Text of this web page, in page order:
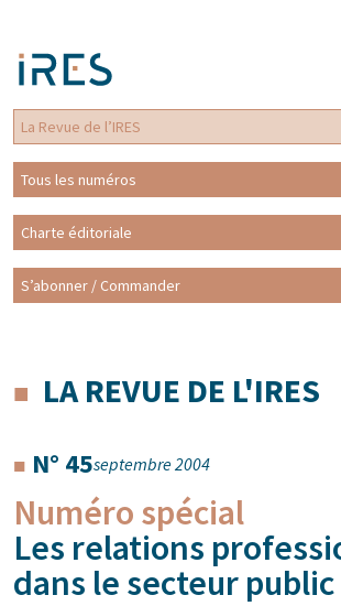
La Revue de l’IRES
Tous les numéros
Charte éditoriale
S’abonner / Commander
LA REVUE DE L'IRES
N° 45septembre 2004
Numéro spécial
Les relations
dans le secteur public